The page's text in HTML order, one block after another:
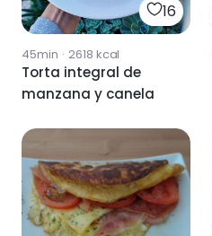
16
45min · 2618 kcal
Torta integral de
manzana y canela